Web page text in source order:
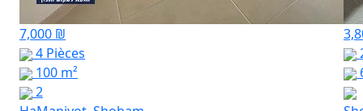
7,000 ₪
4 Pièces
100 m²
2